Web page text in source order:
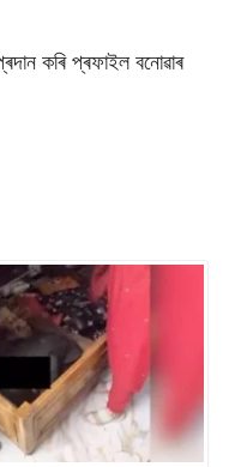
কৰি প্ৰফাইল বনোৱাৰ